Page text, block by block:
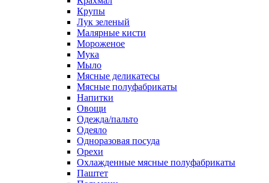
Крупы
Лук зеленый
Малярные кисти
Мороженое
Мука
Мыло
Мясные деликатесы
Мясные полуфабрикаты
Напитки
Овощи
Одежда/пальто
Одеяло
Одноразовая посуда
Орехи
Охлажденные мясные полуфабрикаты
Паштет